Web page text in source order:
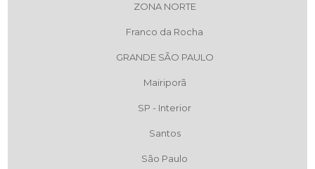
ZONA NORTE
Franco da Rocha
GRANDE SÃO PAULO
Mairiporã
SP - Interior
Santos
São Paulo